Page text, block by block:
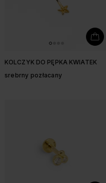
KOLCZYK DO PĘPKA KWIATEK
srebrny pozłacany